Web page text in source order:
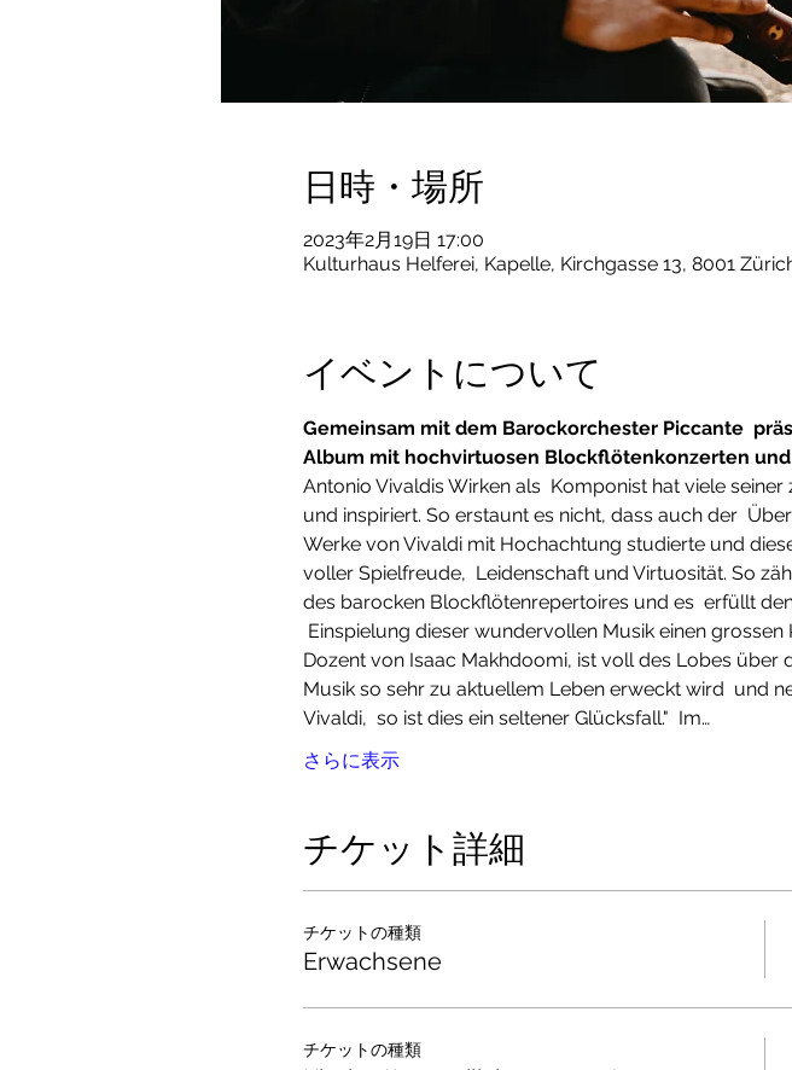
日時・場所
2023年2月19日 17:00
Kulturhaus Helferei, Kapelle, Kirchgasse 13, 8001
イベントについて
Gemeinsam mit dem Barockorchester Piccante
Album mit hochvirtuosen Blockflötenkonzerten
Antonio Vivaldis Wirken als  Komponist hat viele
und inspiriert. So erstaunt es nicht, dass auch der
Werke von Vivaldi mit Hochachtung studierte und
voller Spielfreude,  Leidenschaft und Virtuosität. So
des barocken Blockflötenrepertoires und es  erfüllt
Einspielung dieser wundervollen Musik einen
Dozent von Isaac Makhdoomi, ist voll des Lobes über
Musik so sehr zu aktuellem Leben erweckt wird  und
Vivaldi,  so ist dies ein seltener Glücksfall."  Im…
さらに表示
チケット詳細
チケットの種類
Erwachsene
チケットの種類